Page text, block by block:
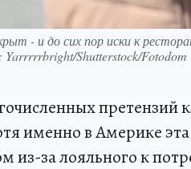
- и до сих пор иски к
Shutterstock/Fotodom
претензий
именно в Америке
из-за лояльного к